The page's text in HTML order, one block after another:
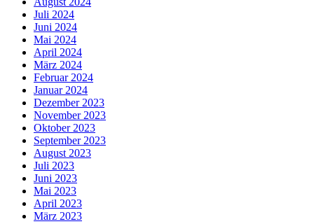
Juli 2024
Juni 2024
Mai 2024
April 2024
März 2024
Februar 2024
Januar 2024
Dezember 2023
November 2023
Oktober 2023
September 2023
August 2023
Juli 2023
Juni 2023
Mai 2023
April 2023
März 2023